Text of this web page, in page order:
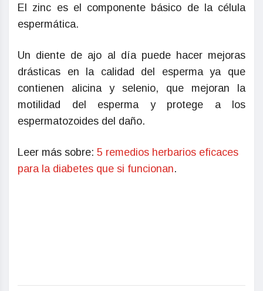
El zinc es el componente básico de la célula
espermática.
Un diente de ajo al día puede hacer mejoras
drásticas en la calidad del esperma ya que
contienen alicina y selenio, que mejoran la
motilidad del esperma y protege a los
espermatozoides del daño.
Leer más sobre: 5 remedios herbarios eficaces
para la diabetes que si funcionan.